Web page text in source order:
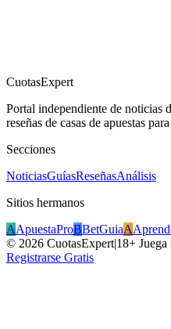
CuotasExpert
Portal independiente de noticias
reseñas de casas de apuestas
Secciones
NoticiasGuíasReseñasAnálisis
Sitios hermanos
AApuestaProBBetGuiaA
© 2026 CuotasExpert|18+ Juega
Registrarse Gratis